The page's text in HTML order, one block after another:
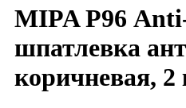
MIPA Р96
шпатлевка
коричневая, 2